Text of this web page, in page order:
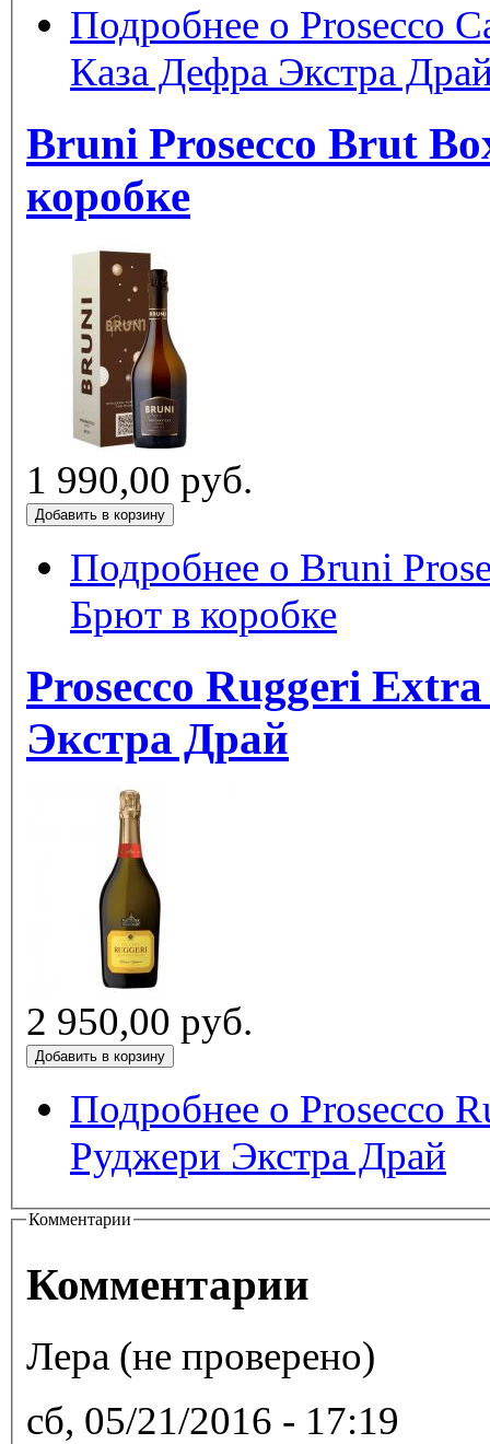
Подробнее о Prosecco
Каза Дефра Экстра
Bruni Prosecco Brut
коробке
1 990,00 руб.
Подробнее о Bruni
Брют в коробке
Prosecco Ruggeri
Экстра Драй
2 950,00 руб.
Подробнее о Prosecco
Руджери Экстра Драй
Комментарии
Комментарии
Лера (не проверено)
сб, 05/21/2016 - 17:19